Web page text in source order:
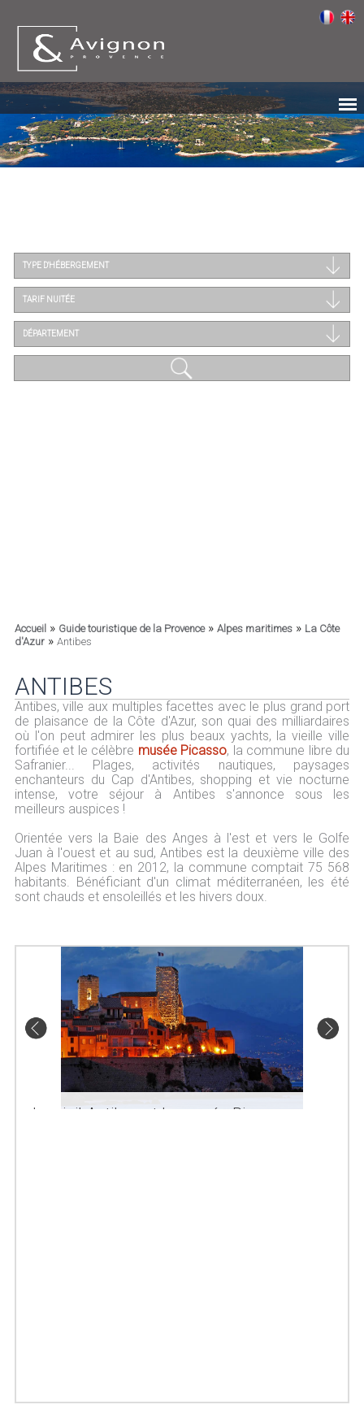
TYPE D'HÉBERGEMENT
TARIF NUITÉE
DÉPARTEMENT
Accueil» Guide touristique de la Provence» Alpes maritimes» La Côte
d'Azur» Antibes
ANTIBES
Antibes, ville aux multiples facettes avec le plus grand port
de plaisance de la Côte d'Azur, son quai des milliardaires
où l'on peut admirer les plus beaux yachts, la vieille ville
fortifiée et le célèbre musée Picasso, la commune libre du
Safranier... Plages, activités nautiques, paysages
enchanteurs du Cap d'Antibes, shopping et vie nocturne
intense, votre séjour à Antibes s'annonce sous les
meilleurs auspices !
Orientée vers la Baie des Anges à l'est et vers le Golfe
Juan à l'ouest et au sud, Antibes est la deuxième ville des
Alpes Maritimes : en 2012, la commune comptait 75 568
habitants. Bénéficiant d'un climat méditerranéen, les été
sont chauds et ensoleillés et les hivers doux.
Le vieil Antibes et le musée Picasso